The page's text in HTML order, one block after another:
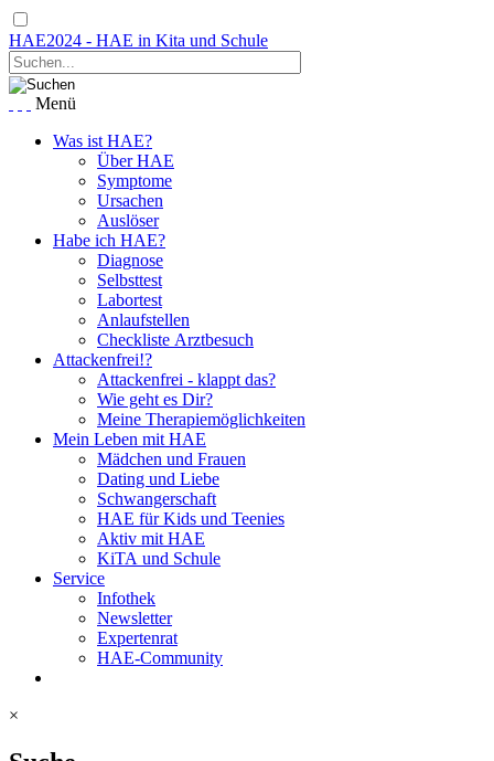
HAE2024 - HAE in Kita und Schule
Menü
Was ist HAE?
Über HAE
Symptome
Ursachen
Auslöser
Habe ich HAE?
Diagnose
Selbsttest
Labortest
Anlaufstellen
Checkliste Arztbesuch
Attackenfrei!?
Attackenfrei - klappt das?
Wie geht es Dir?
Meine Therapiemöglichkeiten
Mein Leben mit HAE
Mädchen und Frauen
Dating und Liebe
Schwangerschaft
HAE für Kids und Teenies
Aktiv mit HAE
KiTA und Schule
Service
Infothek
Newsletter
Expertenrat
HAE-Community
×